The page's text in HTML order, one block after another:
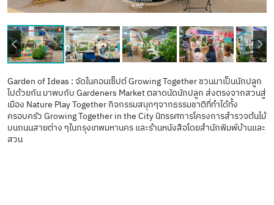
Garden of Ideas : จัดในคอนเซ็ปต์ Growing Together ชวนมาเป็นนักปลูก
ไปด้วยกัน มาพบกับ Gardeners Market ตลาดนัดนักปลูก ส่งตรงจากสวนสู่
เมือง Nature Play Together กิจกรรมสนุกๆจากธรรมชาติที่ทำได้ทั้ง
ครอบครัว Growing Together in the City นิทรรศการโครงการสำรวจต้นไม้
บนถนนสายต่าง ๆในกรุงเทพมหานคร และร้านหนังสือโดยสำนักพิมพ์บ้านและ
สวน